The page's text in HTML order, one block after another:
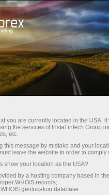
тез очиш
Инвесторлар
учун
you are currently located in the USA.
the services of InstaFintech Group
etc.
this message by mistake and your
leave the website in order to
show your location as the USA?
by a hosting company based in
WHOIS records;
geolocation database.